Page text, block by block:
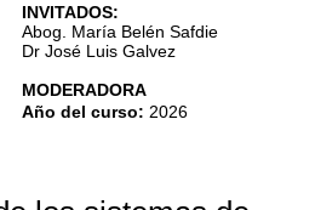
INVITADOS:
Abog. María Belén Safdie
Dr José Luis Galvez
MODERADORA
Dra. Belén Güemes
Año del curso: 2026